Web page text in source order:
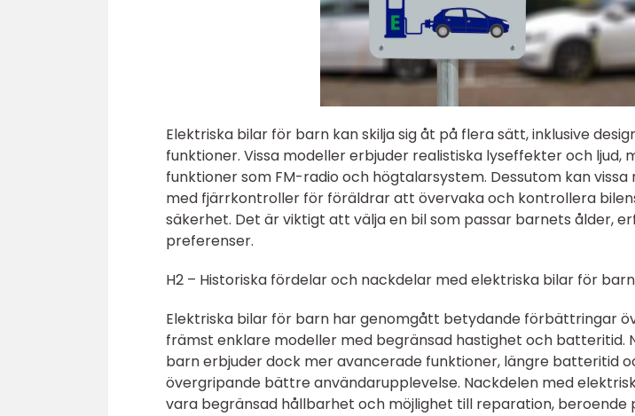
Elektriska bilar för barn kan skilja sig åt på flera sätt, inklusive
funktioner. Vissa modeller erbjuder realistiska lyseffekter och ljud,
funktioner som FM-radio och högtalarsystem. Dessutom kan
med fjärrkontroller för föräldrar att övervaka och kontrollera
säkerhet. Det är viktigt att välja en bil som passar barnets ålder,
preferenser.
H2 – Historiska fördelar och nackdelar med elektriska bilar för barn
Elektriska bilar för barn har genomgått betydande förbättringar
främst enklare modeller med begränsad hastighet och batteritid.
barn erbjuder dock mer avancerade funktioner, längre batteritid
övergripande bättre användarupplevelse. Nackdelen med
vara begränsad hållbarhet och möjlighet till reparation, beroende